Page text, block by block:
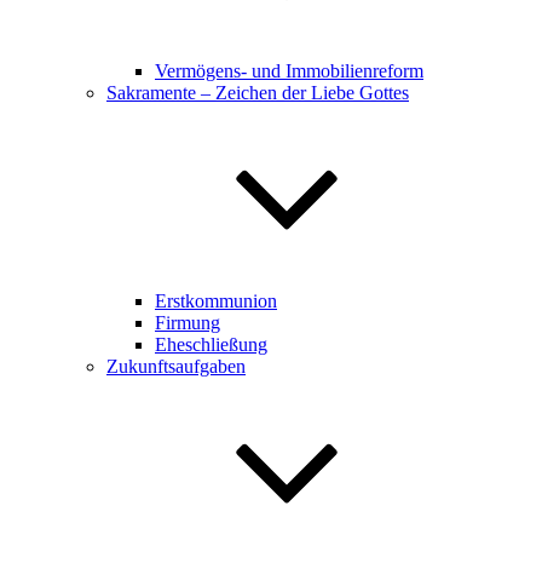
Vermögens- und Immobilienreform
Sakramente – Zeichen der Liebe Gottes
Erstkommunion
Firmung
Eheschließung
Zukunftsaufgaben